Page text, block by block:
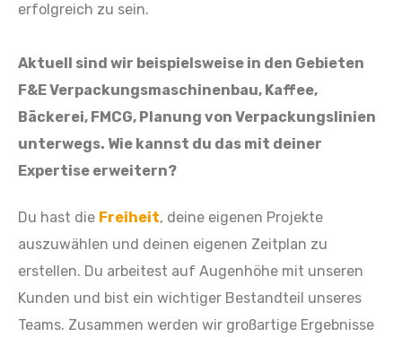
erfolgreich zu sein.
Aktuell
sind wir beispielsweise in den Gebieten
F&E Verpackungsmaschinenbau, Kaffee,
Bäckerei, FMCG, Planung von Verpackungslinien
unterwegs. Wie kannst du das mit deiner
Expertise erweitern?
Du hast die Freiheit, deine eigenen Projekte
auszuwählen und deinen eigenen Zeitplan zu
erstellen. Du arbeitest auf Augenhöhe mit unseren
Kunden und bist ein wichtiger Bestandteil unseres
Teams. Zusammen werden wir großartige Ergebnisse